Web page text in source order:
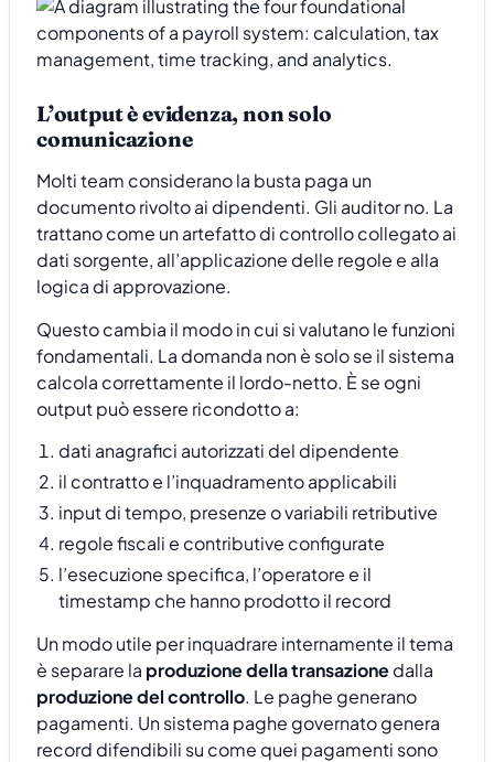
L’output è evidenza, non solo
comunicazione
Molti team considerano la busta paga un
documento rivolto ai dipendenti. Gli auditor no. La
trattano come un artefatto di controllo collegato ai
dati sorgente, all’applicazione delle regole e alla
logica di approvazione.
Questo cambia il modo in cui si valutano le funzioni
fondamentali. La domanda non è solo se il sistema
calcola correttamente il lordo-netto. È se ogni
output può essere ricondotto a:
dati anagrafici autorizzati del dipendente
il contratto e l’inquadramento applicabili
input di tempo, presenze o variabili retributive
regole fiscali e contributive configurate
l’esecuzione specifica, l’operatore e il
timestamp che hanno prodotto il record
Un modo utile per inquadrare internamente il tema
è separare la produzione della transazionedalla
produzione del controllo. Le paghe generano
pagamenti. Un sistema paghe governato genera
record difendibili su come quei pagamenti sono